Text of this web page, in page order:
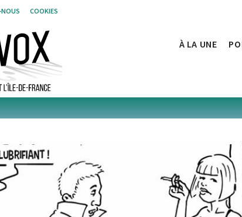
COOKIES
À LA UNE
Post